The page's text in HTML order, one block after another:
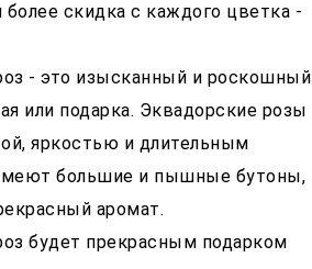
более скидка с каждого цветка -
- это изысканный и роскошный
или подарка. Эквадорские розы
яркостью и длительным
большие и пышные бутоны,
аромат.
будет прекрасным подарком